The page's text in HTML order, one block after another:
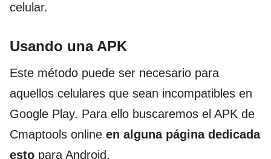
celular.
Usando una APK
Este método puede ser necesario para
aquellos celulares que sean incompatibles en
Google Play. Para ello buscaremos el APK de
Cmaptools online en alguna página dedicada
esto para Android.